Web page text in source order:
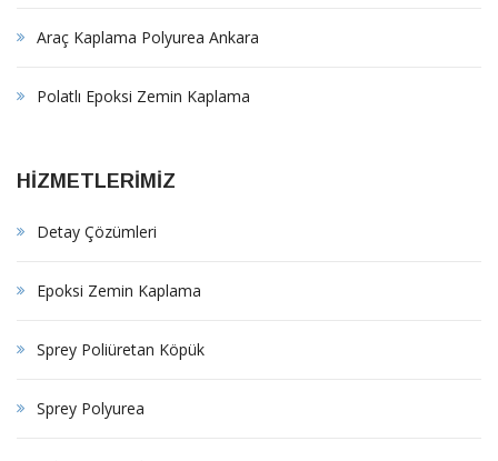
Araç Kaplama Polyurea Ankara
Polatlı Epoksi Zemin Kaplama
HİZMETLERİMİZ
Detay Çözümleri
Epoksi Zemin Kaplama
Sprey Poliüretan Köpük
Sprey Polyurea